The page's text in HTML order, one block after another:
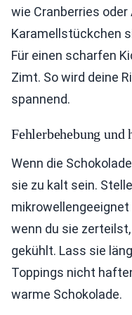
wie Cranberries
Karamellstückchen
Für einen scharfen
Zimt. So wird deine
spannend.
Fehlerbehebung und
Wenn die
sie zu kalt sein.
mikrowellengeeignet
wenn du sie
gekühlt. Lass sie
Toppings nicht
warme Schokolade.